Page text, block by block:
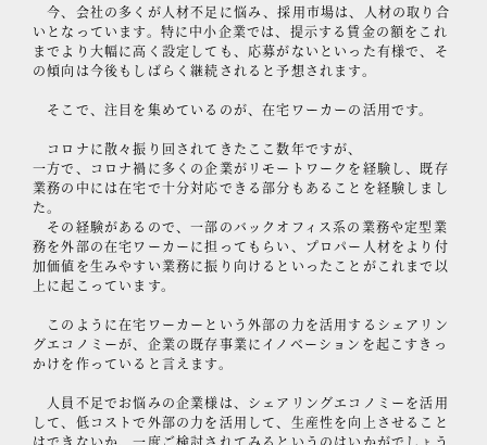
今、会社の多くが人材不足に悩み、採用市場は、人材の取り合
いとなっています。特に中小企業では、提示する賃金の額をこれ
までより大幅に高く設定しても、応募がないといった有様で、そ
の傾向は今後もしばらく継続されると予想されます。
そこで、注目を集めているのが、在宅ワーカーの活用です。
コロナに散々振り回されてきたここ数年ですが、
一方で、コロナ禍に多くの企業がリモートワークを経験し、既存
業務の中には在宅で十分対応できる部分もあることを経験しまし
た。
その経験があるので、一部のバックオフィス系の業務や定型業
務を外部の在宅ワーカーに担ってもらい、プロパー人材をより付
加価値を生みやすい業務に振り向けるといったことがこれまで以
上に起こっています。
このように在宅ワーカーという外部の力を活用するシェアリン
グエコノミーが、企業の既存事業にイノベーションを起こすきっ
かけを作っていると言えます。
人員不足でお悩みの企業様は、シェアリングエコノミーを活用
して、低コストで外部の力を活用して、生産性を向上させること
はできないか、一度ご検討されてみるというのはいかがでしょう